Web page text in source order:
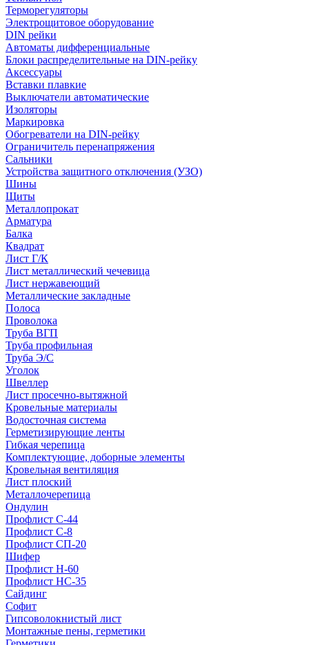
Терморегуляторы
Электрощитовое оборудование
DIN рейки
Автоматы дифференциальные
Блоки распределительные на DIN-рейку
Аксессуары
Вставки плавкие
Выключатели автоматические
Изоляторы
Маркировка
Обогреватели на DIN-рейку
Ограничитель перенапряжения
Сальники
Устройства защитного отключения (УЗО)
Шины
Щиты
Металлопрокат
Арматура
Балка
Квадрат
Лист Г/К
Лист металлический чечевица
Лист нержавеющий
Металлические закладные
Полоса
Проволока
Труба ВГП
Труба профильная
Труба Э/С
Уголок
Швеллер
Лист просечно-вытяжной
Кровельные материалы
Водосточная система
Герметизирующие ленты
Гибкая черепица
Комплектующие, доборные элементы
Кровельная вентиляция
Лист плоский
Металлочерепица
Ондулин
Профлист С-44
Профлист С-8
Профлист СП-20
Шифер
Профлист Н-60
Профлист НС-35
Сайдинг
Софит
Гипсоволокнистый лист
Монтажные пены, герметики